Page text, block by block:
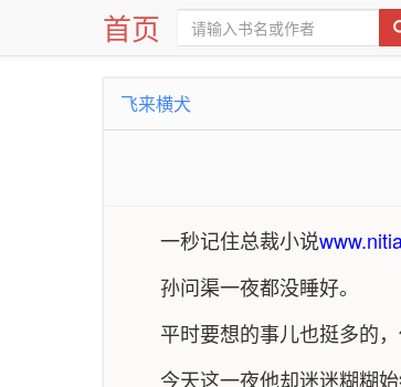
首页
飞来横犬
一秒记住总裁小说
孙问渠一夜都没睡好。
平时要想的事儿也挺多的
今天这一夜他却迷迷糊糊